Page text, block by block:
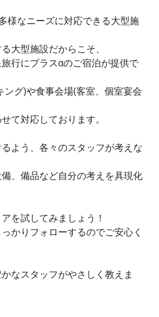
様なニーズに対応できる大型施
大型施設だからこそ、
行にプラスαのご宿泊が提供で
グ)や食事会場(客室、個室宴会
て対応しております。
よう、各々のスタッフが考えな
、備品など自分の考えを具現化
を試してみましょう！
かりフォローするのでご安心く
なスタッフがやさしく教えま